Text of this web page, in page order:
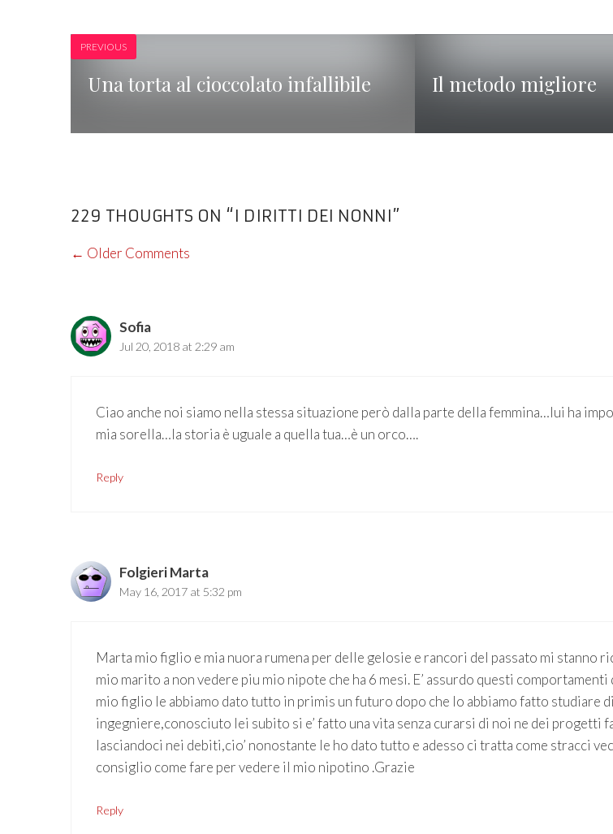
PREVIOUS
Una torta al cioccolato infallibile Il metodo migliore
229 THOUGHTS ON “I DIRITTI DEI NONNI”
COMMENT
← Older Comments
Sofia
Jul 20, 2018 at 2:29 am
Ciao anche noi siamo nella stessa situazione però dalla parte della femmina…lui ha
mia sorella…la storia è uguale a quella tua…è un orco….
Reply
Folgieri Marta
May 16, 2017 at 5:32 pm
Marta mio figlio e mia nuora rumena per delle gelosie e rancori del passato mi stanno
mio marito a non vedere piu mio nipote che ha 6 mesi. E’ assurdo questi comportamenti
mio figlio le abbiamo dato tutto in primis un futuro dopo che lo abbiamo fatto studiare
ingegniere,conosciuto lei subito si e’ fatto una vita senza curarsi di noi ne dei progetti
lasciandoci nei debiti,cio’ nonostante le ho dato tutto e adesso ci tratta come stracci
consiglio come fare per vedere il mio nipotino .Grazie
Reply